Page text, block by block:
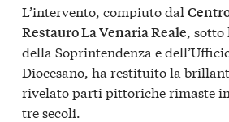
L’intervento, compiuto dal
Restauro La Venaria Reale, sotto
della Soprintendenza e
Diocesano, ha restituito la
rivelato parti pittoriche rimaste
tre secoli.